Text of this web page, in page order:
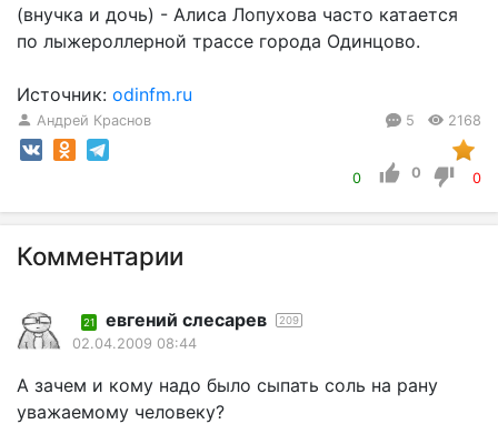
(внучка и дочь) - Алиса Лопухова часто катается
по лыжероллерной трассе города Одинцово.
Источник: odinfm.ru
Андрей Краснов 5 2168
0 0 0
Комментарии
21 евгений слесарев 209
02.04.2009 08:44
А зачем и кому надо было сыпать соль на рану
уважаемому человеку?